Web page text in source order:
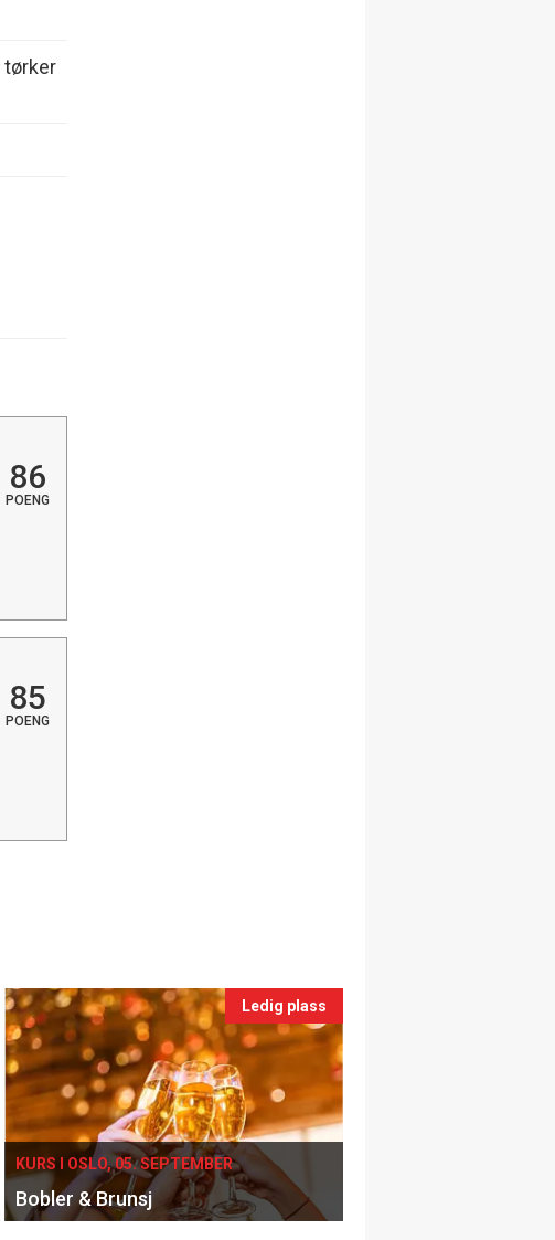
tørker
86
POENG
85
POENG
Ledig plass
KURS I OSLO, 05. SEPTEMBER
Bobler & Brunsj